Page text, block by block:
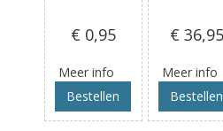
€ 0,95
Meer info
Bestellen
€ 36,95
Meer info
Bestellen